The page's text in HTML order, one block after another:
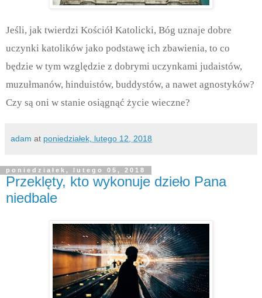
Jeśli, jak twierdzi Kościół Katolicki, Bóg uznaje dobre
uczynki katolików jako podstawę ich zbawienia, to co
będzie w tym względzie z dobrymi uczynkami judaistów,
muzułmanów, hinduistów, buddystów, a nawet agnostyków?
Czy są oni w stanie osiągnąć życie wieczne?
adam at poniedziałek, lutego 12, 2018
poniedziałek, lutego 05, 2018
Przeklęty, kto wykonuje dzieło Pana
niedbale